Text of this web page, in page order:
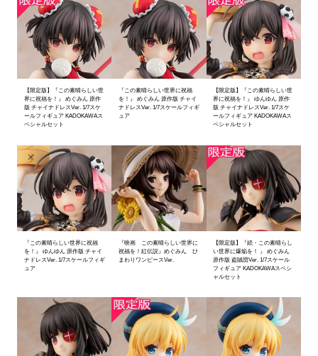
【限定版】『この素晴らしい世
界に祝福を！』 めぐみん 原作
版 チャイナドレスVer. 1/7スケ
ールフィギュア KADOKAWAス
ペシャルセット
『この素晴らしい世界に祝福
を！』 めぐみん 原作版 チャイ
ナドレスVer. 1/7スケールフィギ
ュア
【限定版】『この素晴らしい世
界に祝福を！』 ゆんゆん 原作
版 チャイナドレスVer. 1/7スケ
ールフィギュア KADOKAWAス
ペシャルセット
『この素晴らしい世界に祝福
を！』 ゆんゆん 原作版 チャイ
ナドレスVer. 1/7スケールフィギ
ュア
『映画 この素晴らしい世界に
祝福を！紅伝説』めぐみん ひ
まわりワンピースVer.
【限定版】『続・この素晴らし
い世界に爆焔を！ 』 めぐみん
原作版 盗賊団Ver. 1/7スケール
フィギュア KADOKAWAスペシ
ャルセット